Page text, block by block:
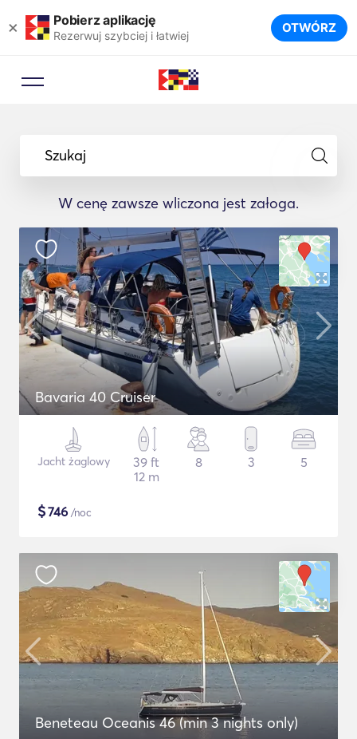
× Pobierz aplikację
Rezerwuj szybciej i łatwiej OTWÓRZ
Szukaj
W cenę zawsze wliczona jest załoga.
Bavaria 40 Cruiser
Jacht żaglowy
39 ft
12 m
8 3 5
$746 /noc
Beneteau Oceanis 46 (min 3 nights only)